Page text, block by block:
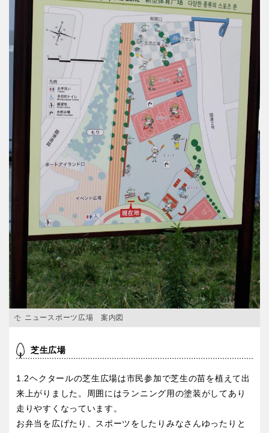
ニュースポーツ広場 案内図
芝生広場
1.2ヘクタールの芝生広場は市民参加で芝生の苗を植えて出
来上がりました。
周囲にはランニング用の塗装がしてあり
走りやすくなっています。
お弁当を広げたり、スポーツをしたりみなさんゆったりと